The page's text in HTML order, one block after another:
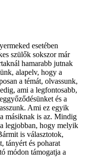
esetében
szülők sokszor már
hamarabb jutnak
alapelv, hogy a
a témát, olvassunk,
ami a legfontosabb,
és a
Ami ez egyik
másiknak is az. Mindig
legjobban, hogy melyik
is választotok,
tányért és poharat
módon támogatja a